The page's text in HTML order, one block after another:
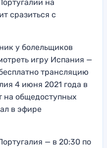
на
сразиться с
у болельщиков
игру Испания —
трансляцию
4 июня 2021 года в
на общедоступных
в эфире
— в 20:30 по